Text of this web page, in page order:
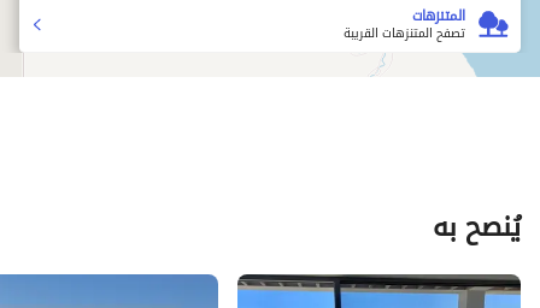
المتنزهات
تصفح المتنزهات القريبة
يُنصح به